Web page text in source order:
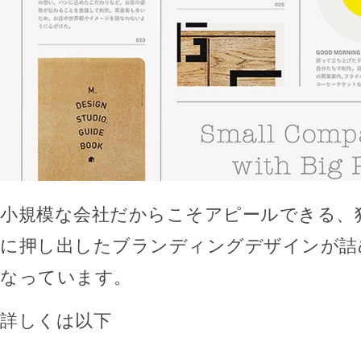
小規模な会社だからこそアピールできる、
に押し出したブランディングデザインが
なっています。
詳しくは以下